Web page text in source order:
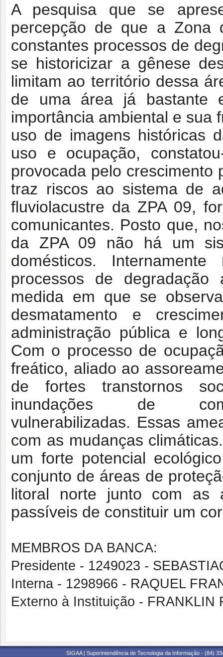
A pesquisa que se
percepção de que a Zona
constantes processos de
se historicizar a gênese
limitam ao território dessa
de uma área já bastante
importância ambiental e sua
uso de imagens históricas
uso e ocupação,
provocada pelo crescimento
traz riscos ao sistema de
fluviolacustre da ZPA 09,
comunicantes. Posto que,
da ZPA 09 não há um
domésticos.
processos de
medida em que se
desmatamento e
administração pública e
Com o processo de
freático, aliado ao
de fortes transtornos
inundações de
vulnerabilizadas. Essas
com as mudanças
um forte potencial
conjunto de áreas de
litoral norte junto com as
passíveis de constituir um
MEMBROS DA BANCA:
Presidente - 1249023 -
Interna - 1298966 - RAQUEL
Externo à Instituição - FRANKLIN
SIGAA | Superintendência de Tecnologia da Informação - (84)